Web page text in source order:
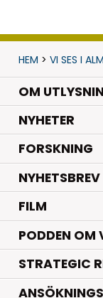
HEM > VI SES I
OM
NYHETER.
FORSKNING.
NYHETSBREV
FILM
PODDEN OM
STRATEGIC